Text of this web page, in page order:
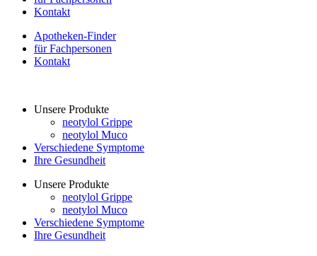
Kontakt
Apotheken-Finder
für Fachpersonen
Kontakt
Unsere Produkte
neotylol Grippe
neotylol Muco
Verschiedene Symptome
Ihre Gesundheit
Unsere Produkte
neotylol Grippe
neotylol Muco
Verschiedene Symptome
Ihre Gesundheit